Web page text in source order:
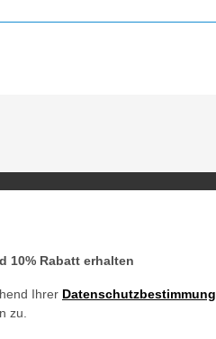
10% Rabatt erhalten
Ihrer Datenschutzbestimmung
zu.